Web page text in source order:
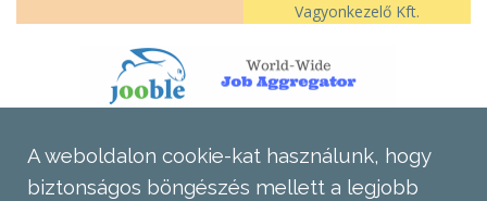
Vagyonkezelő Kft.
A weboldalon cookie-kat használunk, hogy
biztonságos böngészés mellett a legjobb